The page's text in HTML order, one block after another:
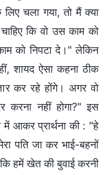
चला गया, तो मैं क्या
कि वो उस काम को
को निपटा दे।" लेकिन
शायद ऐसा कहना ठीक
कर रहे होंगे। अगर वो
करना नहीं होगा?" इस
आकर प्रार्थना की : "हे
पति जा कर भाई-बहनों
हमें खेत की बुवाई करनी